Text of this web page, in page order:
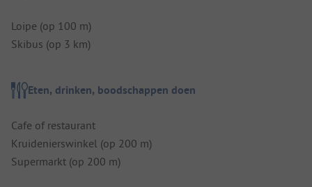
Loipe (op 100 m)
Skibus (op 3 km)
Eten, drinken, boodschappen doen
Cafe of restaurant
Kruidenierswinkel (op 200 m)
Supermarkt (op 200 m)